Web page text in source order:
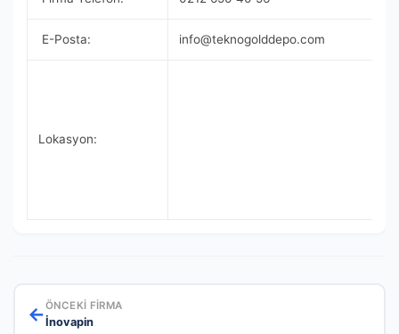
E-Posta: info@teknogolddepo.com
Lokasyon:
←ÖNCEKI FIRMA
İnovapin